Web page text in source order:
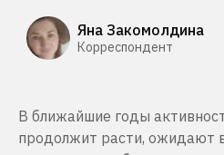
Яна Закомолдина
Корреспондент
В ближайшие годы
продолжит расти, ожидают